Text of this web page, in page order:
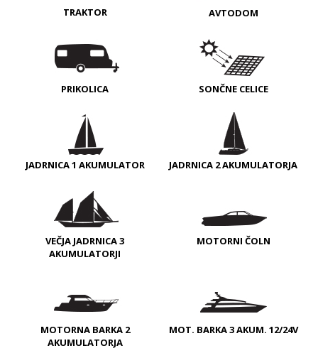
TRAKTOR AVTODOM
PRIKOLICA SONČNE CELICE
JADRNICA 1 AKUMULATOR JADRNICA 2 AKUMULATORJA
VEČJA JADRNICA 3
AKUMULATORJI
MOTORNI ČOLN
MOTORNA BARKA 2
AKUMULATORJA
MOT. BARKA 3 AKUM. 12/24V